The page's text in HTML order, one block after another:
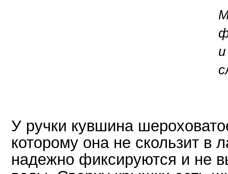
У ручки кувшина
которому она не скользит
надежно фиксируются и не